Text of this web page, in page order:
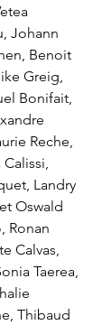
Johann
Benoit
Greig,
Bonifait,
Reche,
Landry
Oswald
Ronan
Calvas,
Taerea,
Thibaud